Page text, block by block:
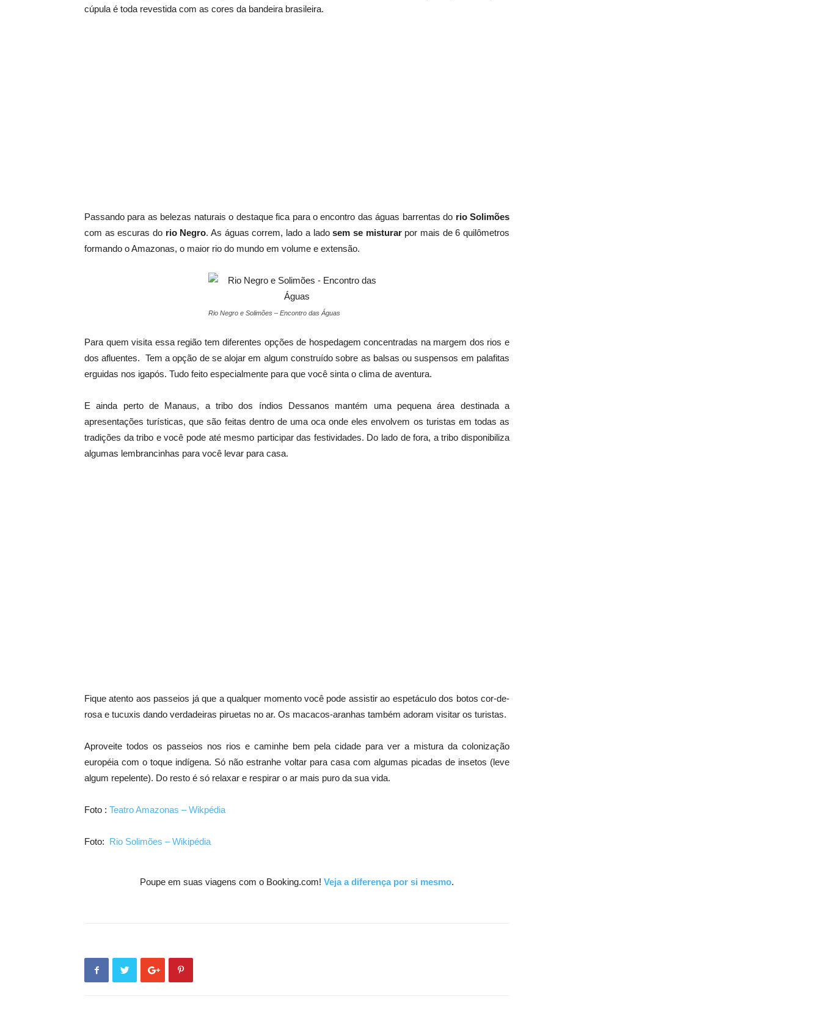
cúpula é toda revestida com as cores da bandeira brasileira.
Passando para as belezas naturais o destaque fica para o encontro das águas barrentas do rio Solimões
com as escuras do rio Negro. As águas correm, lado a ladosem se misturarpor mais de 6 quilômetros
formando o Amazonas, o maior rio do mundo em volume e extensão.
Rio Negro e Solimões – Encontro das Águas
Para quem visita essa região tem diferentes opções de hospedagem concentradas na margem dos rios e
dos afluentes. Tem a opção de se alojar em algum construído sobre as balsas ou suspensos em palafitas
erguidas nos igapós. Tudo feito especialmente para que você sinta o clima de aventura.
E ainda perto de Manaus, a tribo dos índios Dessanos mantém uma pequena área destinada a
apresentações turísticas, que são feitas dentro de uma oca onde eles envolvem os turistas em todas as
tradições da tribo e você pode até mesmo participar das festividades. Do lado de fora, a tribo disponibiliza
algumas lembrancinhas para você levar para casa.
Fique atento aos passeios já que a qualquer momento você pode assistir ao espetáculo dos botos cor-de-
rosa e tucuxis dando verdadeiras piruetas no ar. Os macacos-aranhas também adoram visitar os turistas.
Aproveite todos os passeios nos rios e caminhe bem pela cidade para ver a mistura da colonização
européia com o toque indígena. Só não estranhe voltar para casa com algumas picadas de insetos (leve
algum repelente). Do resto é só relaxar e respirar o ar mais puro da sua vida.
Foto : Teatro Amazonas – Wikpédia
Foto: Rio Solimões – Wikipédia
Poupe em suas viagens com o Booking.com! Veja a diferença por si mesmo.